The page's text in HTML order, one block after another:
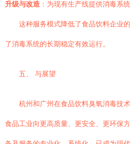
升级与改造 ：为现有生产线提供消毒系
这种服务模式降低了食品饮料企业
了消毒系统的长期稳定有效运行。
五、 与展望
杭州和广州在食品饮料臭氧消毒技
食品工业向更高质量、更安全、更环保